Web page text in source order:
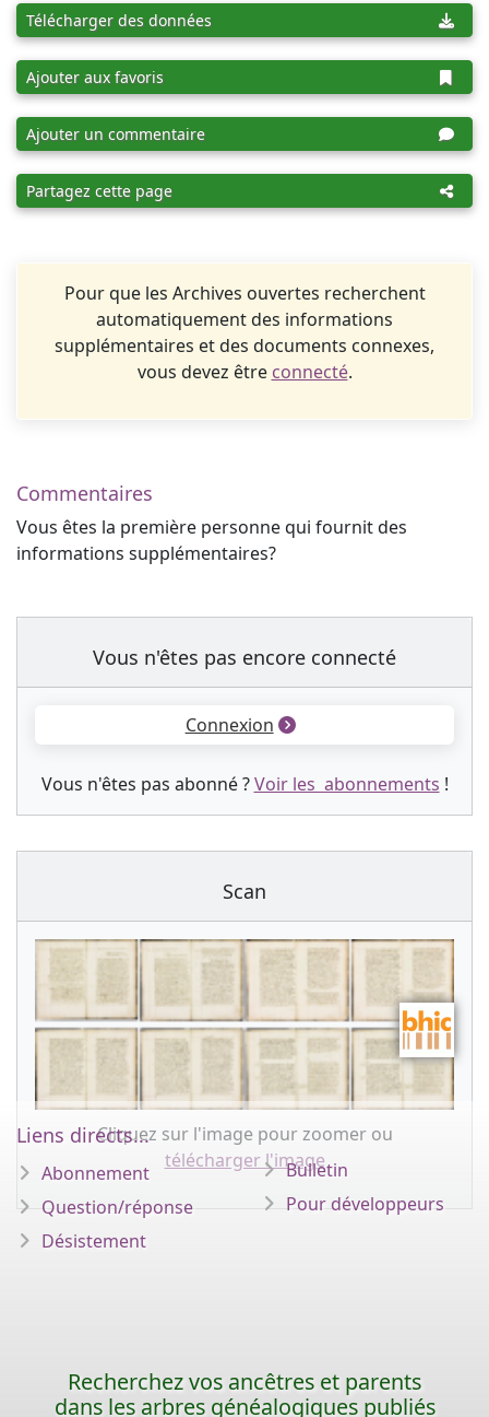
Télécharger des données
Ajouter aux favoris
Ajouter un commentaire
Partagez cette page
Pour que les Archives ouvertes recherchent
automatiquement des informations
supplémentaires et des documents connexes,
vous devez être connecté.
Commentaires
Vous êtes la première personne qui fournit des
informations supplémentaires?
Vous n'êtes pas encore connecté
Connexion
Vous n'êtes pas abonné ?Voir les abonnements !
Scan
Cliquez sur l'image pour zoomer ou
télécharger l'image
Liens directs...
Abonnement
Question/réponse
Désistement
Bulletin
Pour développeurs
Recherchez vos ancêtres et parents
dans les arbres généalogiques publiés